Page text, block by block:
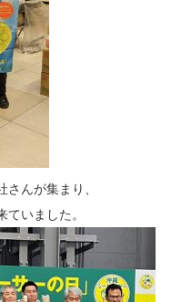
んが集まり、
いました。